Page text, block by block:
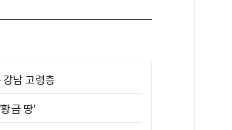
남 고령층
금 땅'